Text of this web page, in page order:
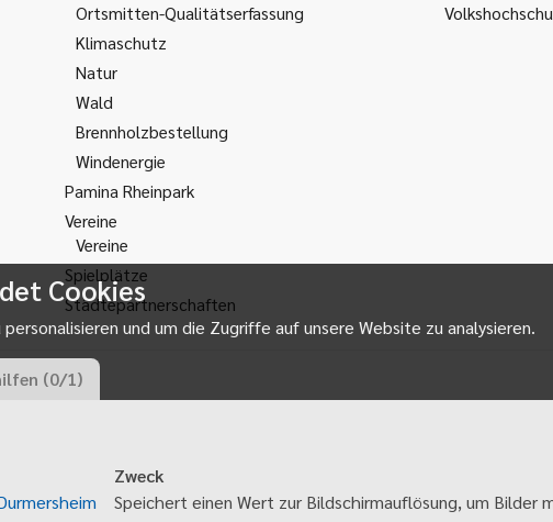
Ortsmitten-Qualitätserfassung
Klimaschutz
Natur
Wald
Brennholzbestellung
Windenergie
Pamina Rheinpark
Vereine
Vereine
Spielplätze
Städtepartnerschaften
Cookies
und um die Zugriffe auf unsere Website zu analysieren.
(0/1)
Zweck
Speichert einen Wert zur Bildschirmauflösung, um Bilder